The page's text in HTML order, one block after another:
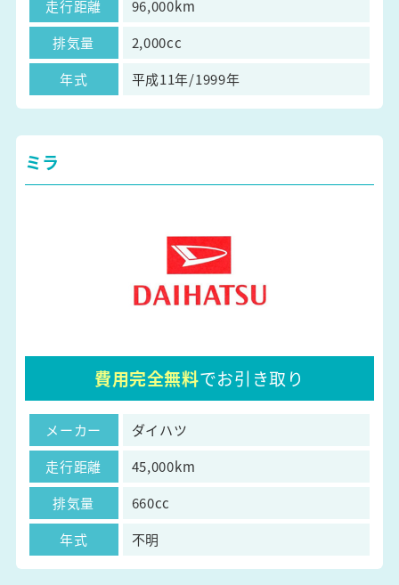
走行距離
96,000km
排気量
2,000cc
年式
平成11年/1999年
ミラ
費用完全無料でお引き取り
メーカー
ダイハツ
走行距離
45,000km
排気量
660cc
年式
不明